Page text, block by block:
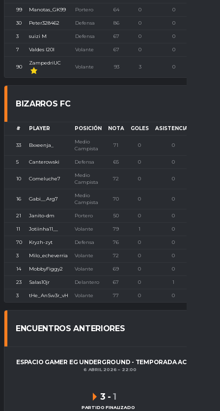
99 Manotas_GK99 Portero 64 0 0
30 Peter328462 Defensa 86 0 0
3 suizi M Defensa 67 0 0
7 Valdes I20I Volante 67 0 0
90
ZampedriUC
Volante 93 3 0
BIZARROS FC
# PLAYER POSICIÓN NOTA GOLES ASISTENCIAS
33 Bxxeenja_
Medio
Campista
71 0 0
5 Canterowski Defensa 65 0 0
10 Comeluche7
Medio
Campista
72 0 0
16 Gabi__Arg7
Medio
Campista
70 0 0
21 Janito-dm Portero 50 0 0
11 Jotiinha11__ Volante 79 1 0
70 Kryzh-zyt Defensa 76 0 0
3 Milo_echeverria Volante 72 0 0
14 MobbyFiggy2 Volante 69 0 0
23 Salas10jr Delantero 67 0 1
3 tHe_AnSw3r_vH Volante 77 0 0
ENCUENTROS ANTERIORES
ESPACIO GAMER EG UNDERGROUND - TEMPORADA ACTUAL
6 ABRIL 2026 22:00
3 - 1
PARTIDO FINALIZADO